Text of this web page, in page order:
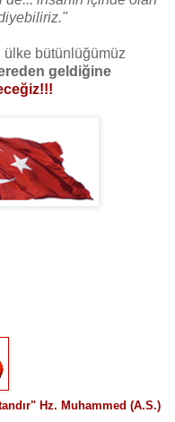
ülke bütünlüğümüz
geldiğine
Hz. Muhammed (A.S.)